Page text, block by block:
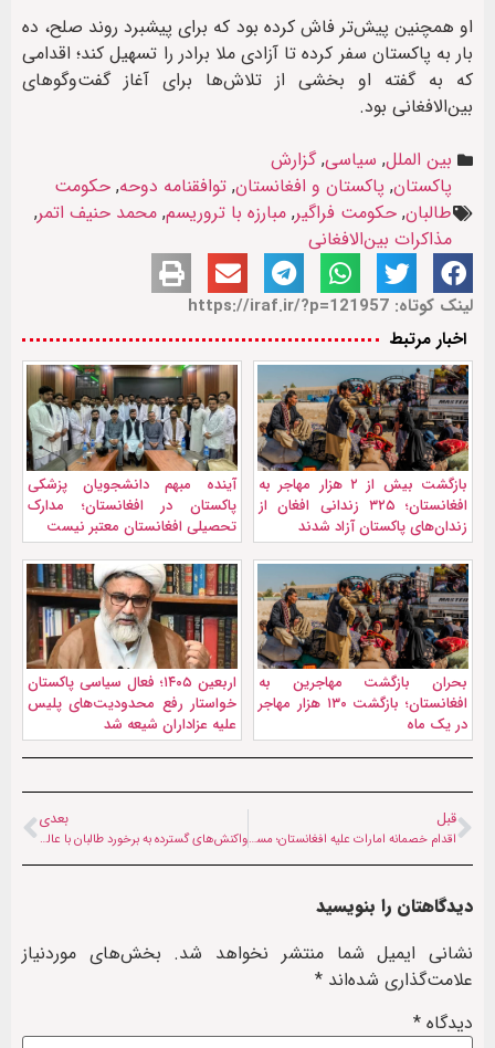
او همچنین پیش‌تر فاش کرده بود که برای پیشبرد روند صلح، ده
بار به پاکستان سفر کرده تا آزادی ملا برادر را تسهیل کند؛ اقدامی
که به گفته او بخشی از تلاش‌ها برای آغاز گفت‌وگوهای
بین‌الافغانی بود.
بین الملل, سیاسی,گزارش
پاکستان, پاکستان و افغانستان, توافقنامه دوحه, حکومت
طالبان, حکومت فراگیر, مبارزه با تروریسم, محمد حنیف اتمر,
مذاکرات بین‌الافغانی
لینک کوتاه: https://iraf.ir/?p=121957
اخبار مرتبط
بازگشت بیش از ۲ هزار مهاجر به
افغانستان؛ ۳۲۵ زندانی افغان از
زندان‌های پاکستان آزاد شدند
آینده مبهم دانشجویان پزشکی
پاکستان در افغانستان؛ مدارک
تحصیلی افغانستان معتبر نیست
بحران بازگشت مهاجرین به
افغانستان؛ بازگشت ۱۳۰ هزار مهاجر
در یک ماه
اربعین ۱۴۰۵؛ فعال سیاسی پاکستان
خواستار رفع محدودیت‌های پلیس
علیه عزاداران شیعه شد
قبل
اقدام خصمانه امارات علیه افغانستان؛ مسیر انتقال کالاهای تاجران افغان به ایران بسته شد
بعدی
واکنش‌های گسترده به برخورد طالبان با عالم شیعه؛ حجت‌الاسلام شریفی کیست و چرا بازداشت شد؟
دیدگاهتان را بنویسید
نشانی ایمیل شما منتشر نخواهد شد. بخش‌های موردنیاز
علامت‌گذاری شده‌اند *
دیدگاه *